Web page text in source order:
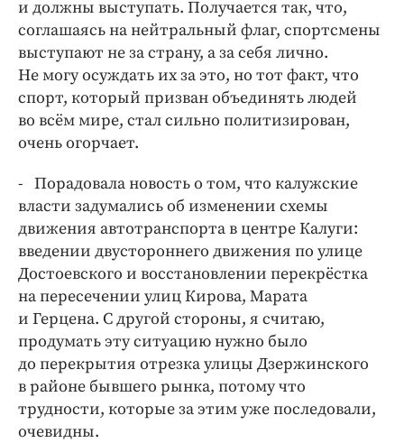
и должны выступать. Получается так, что,
соглашаясь на нейтральный флаг, спортсмены
выступают не за страну, а за себя лично.
Не могу осуждать их за это, но тот факт, что
спорт, который призван объединять людей
во всём мире, стал сильно политизирован,
очень огорчает.
- Порадовала новость о том, что калужские
власти задумались об изменении схемы
движения автотранспорта в центре Калуги:
введении двустороннего движения по улице
Достоевского и восстановлении перекрёстка
на пересечении улиц Кирова, Марата
и Герцена. С другой стороны, я считаю,
продумать эту ситуацию нужно было
до перекрытия отрезка улицы Дзержинского
в районе бывшего рынка, потому что
трудности, которые за этим уже последовали,
очевидны.